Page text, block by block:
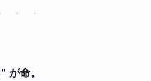
· ·
が命。